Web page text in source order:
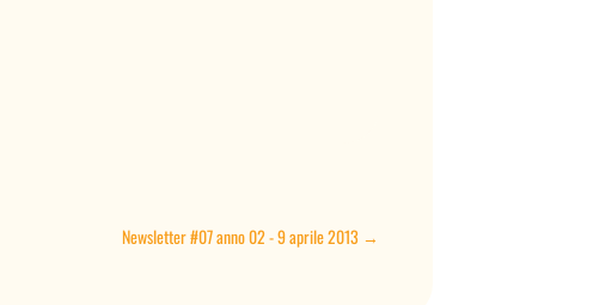
Newsletter #07 anno 02 - 9 aprile 2013 →